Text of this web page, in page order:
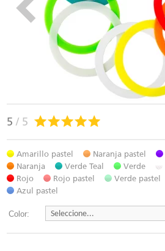
5 / 5
Amarillo pastel Naranja pastel
Naranja
Verde Teal Verde
Rojo
Rojo pastel Verde pastel
Azul pastel
Color: